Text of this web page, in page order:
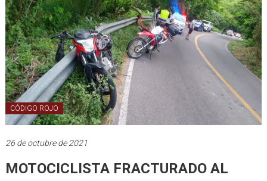
CÓDIGO ROJO
26 de octubre de 2021
MOTOCICLISTA FRACTURADO AL